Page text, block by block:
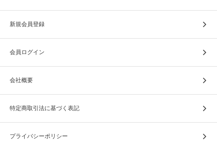
サイズ：
・トップ H14.5×W7.0×D7.0（mm）
ン付)
（いずれかひとつとなります）
重量（チェーン込）：
チェーン（40cm） 3.3g
新規会員登録
会員ログイン
会社概要
特定商取引法に基づく表記
プライバシーポリシー